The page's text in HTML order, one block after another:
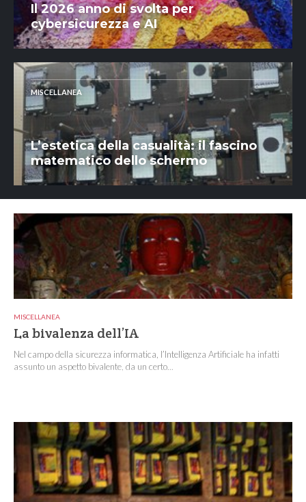
Il 2026 anno di svolta per
cybersicurezza e AI
MISCELLANEA
L’estetica della casualità: il fascino
matematico dello schermo
MISCELLANEA
La bivalenza dell’IA
Nel campo della sicurezza informatica, l’Intelligenza Artificiale ha infatti
assunto un aspetto bivalente, da un certo...